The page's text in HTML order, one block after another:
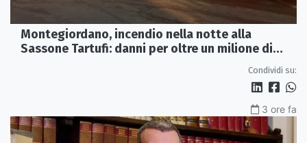
Montegiordano, incendio nella notte alla
Sassone Tartufi: danni per oltre un milione di
Condividi su:
3 ore fa